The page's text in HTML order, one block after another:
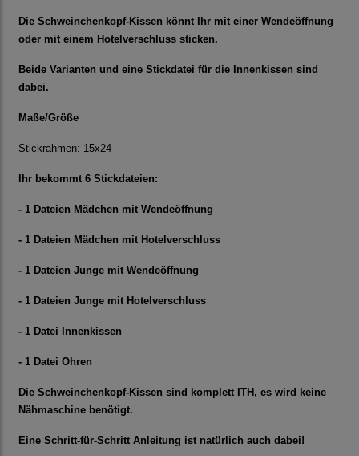
Die Schweinchenkopf-Kissen könnt Ihr mit einer Wendeöffnung
oder mit einem Hotelverschluss sticken.
Beide Varianten und eine Stickdatei für die Innenkissen sind
dabei.
Maße/Größe
Stickrahmen: 15x24
Ihr bekommt 6 Stickdateien:
- 1 Dateien Mädchen mit Wendeöffnung
- 1 Dateien Mädchen mit Hotelverschluss
- 1 Dateien Junge mit Wendeöffnung
- 1 Dateien Junge mit Hotelverschluss
- 1 Datei Innenkissen
- 1 Datei Ohren
Die Schweinchenkopf-Kissen sind komplett ITH, es wird keine
Nähmaschine benötigt.
Eine Schritt-für-Schritt Anleitung ist natürlich auch dabei!